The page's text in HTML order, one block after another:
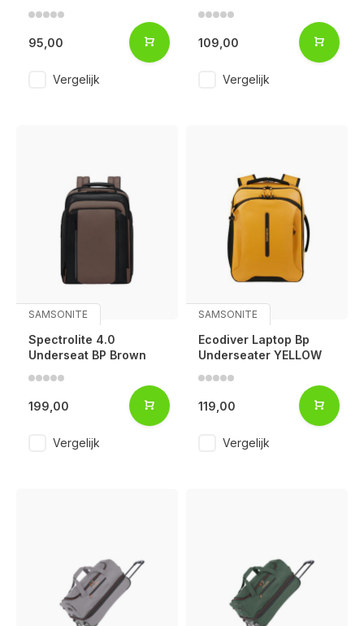
95,00
Vergelijk
109,00
Vergelijk
SAMSONITE
Spectrolite 4.0
Underseat BP Brown
199,00
Vergelijk
SAMSONITE
Ecodiver Laptop Bp
Underseater YELLOW
119,00
Vergelijk